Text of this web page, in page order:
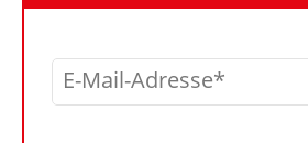
E-Mail-Adresse